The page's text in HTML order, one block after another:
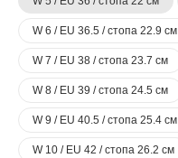
W 6 / EU 36.5 / стопа 22.9 см
W 7 / EU 38 / стопа 23.7 см
W 8 / EU 39 / стопа 24.5 см
W 9 / EU 40.5 / стопа 25.4 см
W 10 / EU 42 / стопа 26.2 см